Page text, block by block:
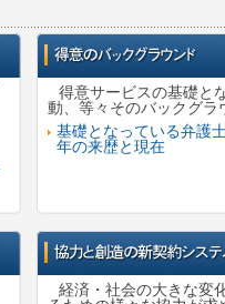
得意サービスの基礎と
動、等々そのバックグラ
基礎となっている弁護
年の来歴と現在
経済・社会の大きな変